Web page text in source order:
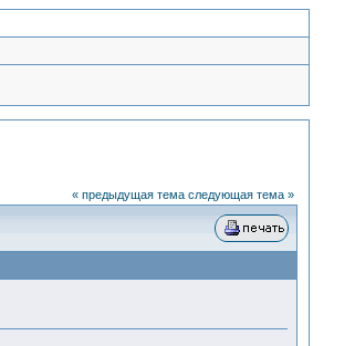
« предыдущая тема следующая тема »